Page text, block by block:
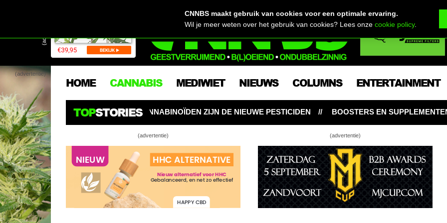
(advertentie)
(advertentie)
HOME CANNABIS MEDIWIET NIEUWS COLUMNS ENTERTAINMENT
TOPSTORIES
CANNABINOÏDEN ZIJN DE NIEUWE PESTICIDEN BOOSTERS EN SUPPLEMENTEN: NOODZAKELIJK VOOR
(advertentie) (advertentie)
Dima kweekt Erdbeer in zijn Bonanza kweekkast
(#2)
Dima kweekt Erdbeer in zijn Bonanza kweekkast
(#3, slot)
CNNBS maakt gebruik van cookies voor een optimale ervaring.
Wil je meer weten over het gebruik van cookies? Lees onzecookie policy.